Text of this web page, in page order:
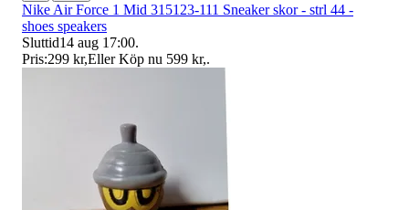
Nike Air Force 1 Mid 315123-111 Sneaker skor - strl 44 -
shoes speakers
Sluttid14 aug 17:00.
Pris:299 kr,Eller Köp nu 599 kr,.